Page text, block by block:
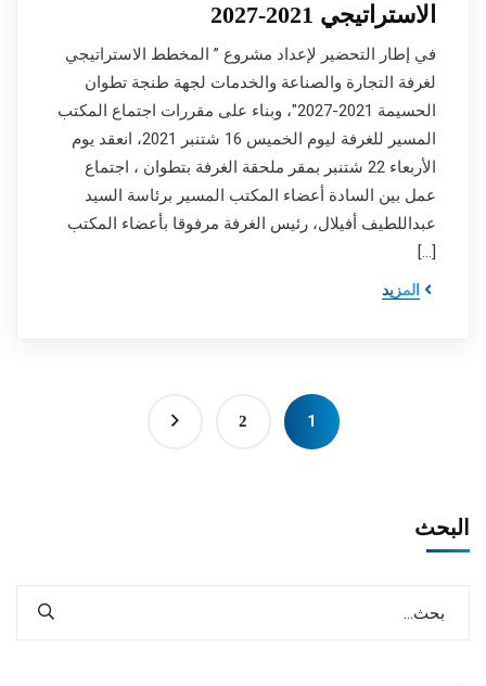
الاستراتيجي 2021-2027
في إطار التحضير لإعداد مشروع ” المخطط الاستراتيجي
لغرفة التجارة والصناعة والخدمات لجهة طنجة تطوان
الحسيمة 2021-2027″، وبناء على مقررات اجتماع المكتب
المسير للغرفة ليوم الخميس 16 شتنبر 2021، انعقد يوم
الأربعاء 22 شتنبر بمقر ملحقة الغرفة بتطوان ، اجتماع
عمل بين السادة أعضاء المكتب المسير برئاسة السيد
عبداللطيف أفيلال، رئيس الغرفة مرفوقا بأعضاء المكتب
[…]
المزيد
1
2
البحث